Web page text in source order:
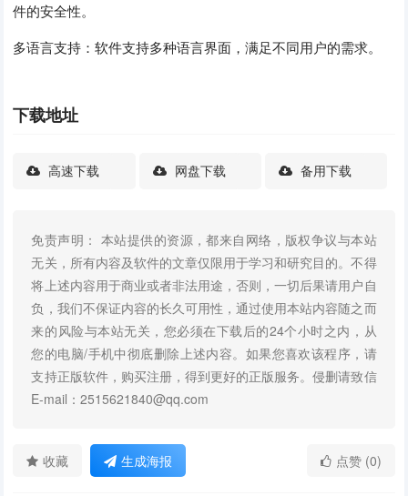
件的安全性。
多语言支持：软件支持多种语言界面，满足不同用户的需求。
下载地址
高速下载 网盘下载 备用下载
免责声明： 本站提供的资源，都来自网络，版权争议与本站
无关，所有内容及软件的文章仅限用于学习和研究目的。不得
将上述内容用于商业或者非法用途，否则，一切后果请用户自
负，我们不保证内容的长久可用性，通过使用本站内容随之而
来的风险与本站无关，您必须在下载后的24个小时之内，从
您的电脑/手机中彻底删除上述内容。如果您喜欢该程序，请
支持正版软件，购买注册，得到更好的正版服务。侵删请致信
E-mail：2515621840@qq.com
收藏 生成海报 点赞 (0)